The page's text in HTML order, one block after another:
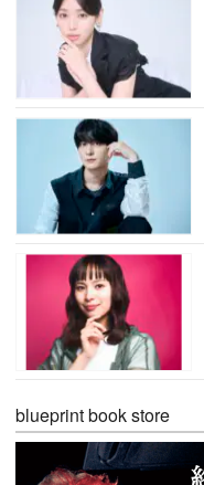
blueprint book store